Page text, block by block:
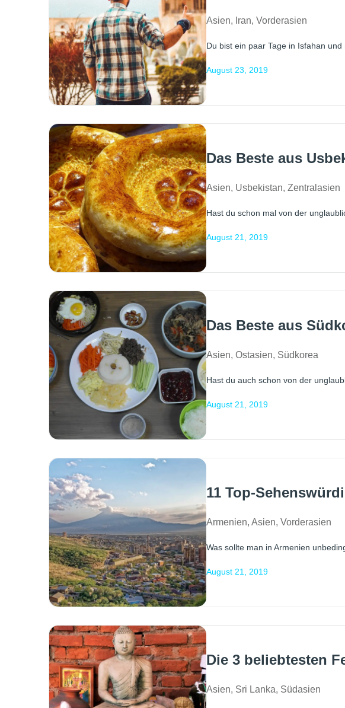
Asien, Iran, Vorderasien
Du bist ein paar Tage in Isfahan
August 23, 2019
Das Beste aus
Asien, Usbekistan, Zentralasien
Hast du schon mal von der
August 21, 2019
Das Beste aus
Asien, Ostasien, Südkorea
Hast du auch schon von der
August 21, 2019
11 Top-
Armenien, Asien, Vorderasien
Was sollte man in Armenien
August 21, 2019
Die 3 beliebtesten
Asien, Sri Lanka, Südasien